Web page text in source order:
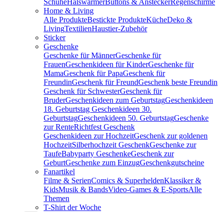
SchuheHalswärmerButtons & AnsteckerRegenschirme
Home & Living
Alle ProdukteBestickte ProdukteKücheDeko &
LivingTextilienHaustier-Zubehör
Sticker
Geschenke
Geschenke für MännerGeschenke für
FrauenGeschenkideen für KinderGeschenke für
MamaGeschenk für PapaGeschenk für
FreundinGeschenk für FreundGeschenk beste Freundin
Geschenk für SchwesterGeschenk für
BruderGeschenkideen zum GeburtstagGeschenkideen
18. Geburtstag Geschenkideen 30.
GeburtstagGeschenkideen 50. GeburtstagGeschenke
zur RenteRichtfest Geschenk
Geschenkideen zur HochzeitGeschenk zur goldenen
HochzeitSilberhochzeit GeschenkGeschenke zur
TaufeBabyparty GeschenkeGeschenk zur
GeburtGeschenke zum EinzugGeschenkgutscheine
Fanartikel
Filme & SerienComics & SuperheldenKlassiker &
KidsMusik & BandsVideo-Games & E-SportsAlle
Themen
T-Shirt der Woche